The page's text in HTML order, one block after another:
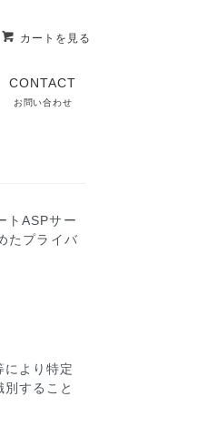
カートを見る
CONTACT
お問い合わせ
トASPサー
た プライバ
により特定
すること